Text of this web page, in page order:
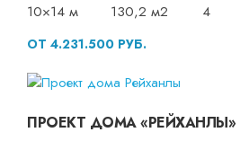
10×14 м
130,2 м2
4
ОТ 4.231.500 РУБ.
ПРОЕКТ ДОМА «РЕЙХАНЛЫ»